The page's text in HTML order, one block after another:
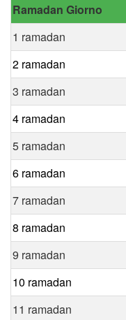
Ramadan Giorno
1 ramadan
2 ramadan
3 ramadan
4 ramadan
5 ramadan
6 ramadan
7 ramadan
8 ramadan
9 ramadan
10 ramadan
11 ramadan